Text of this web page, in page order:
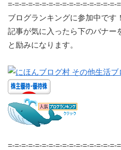
=-=-=-=-=-=-=-=-=-=-=-=-=-=-=-=-=
ブログランキングに参加中です！
記事が気に入ったら下のバナー
と励みになります。
=-=-=-=-=-=-=-=-=-=-=-=-=-=-=-=-=